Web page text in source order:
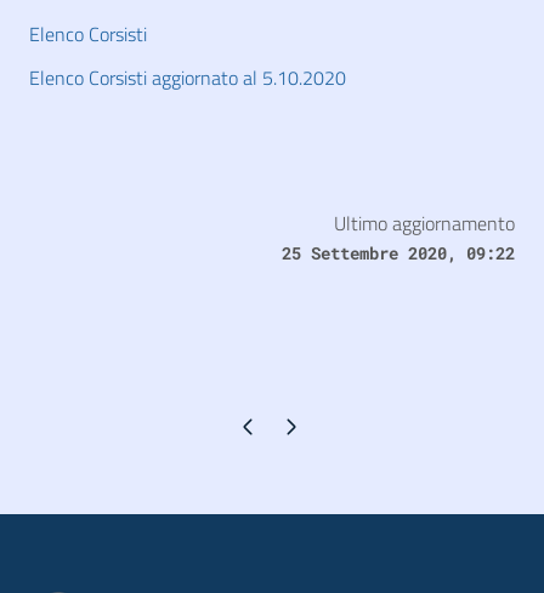
Elenco Corsisti
Elenco Corsisti aggiornato al 5.10.2020
Ultimo aggiornamento
25 Settembre 2020, 09:22
Pagina precedente
Pagina successiva